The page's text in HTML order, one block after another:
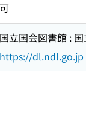
可
国立国会図書館 :
https://dl.ndl.go.jp